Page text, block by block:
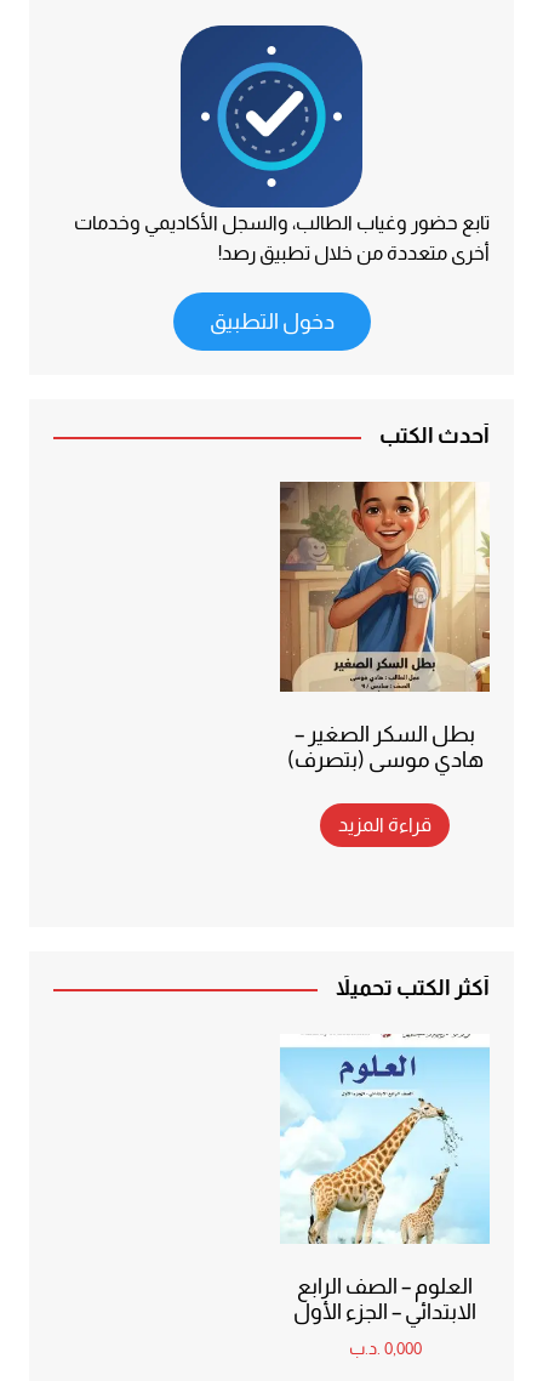
تابع حضور وغياب الطالب، والسجل الأكاديمي وخدمات
أخرى متعددة من خلال تطبيق رصد!
دخول التطبيق
أحدث الكتب
بطل السكر الصغير –
هادي موسى (بتصرف)
قراءة المزيد
أكثر الكتب تحميلاً
العلوم – الصف الرابع
الابتدائي – الجزء الأول
0,000 .د.ب